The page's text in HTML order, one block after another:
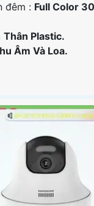
đêm : Full Color
Thân Plastic.
Âm Và Loa.